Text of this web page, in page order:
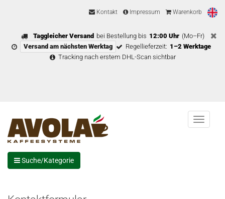
Kontakt Impressum Warenkorb
Taggleicher Versand bei Bestellung bis 12:00 Uhr (Mo–Fr)
Versand am nächsten Werktag
Regellieferzeit: 1–2 Werktage
Tracking nach erstem DHL-Scan sichtbar
Menu
Suche/Kategorie